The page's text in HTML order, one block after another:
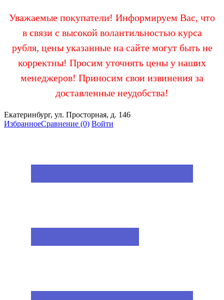
Уважаемые покупатели! Информируем Вас, что
в связи с высокой волантильностью курса
рубля, цены указанные на сайте могут быть не
корректны! Просим уточнять цены у наших
менеджеров! Приносим свои извинения за
доставленные неудобства!
Екатеринбург, ул. Просторная, д. 146
ИзбранноеСравнение (0) Войти